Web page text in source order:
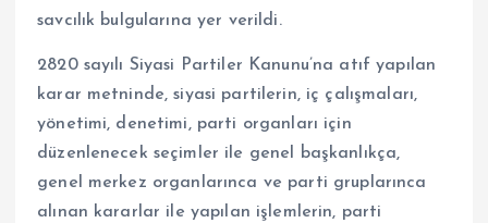
savcılık bulgularına yer verildi.
2820 sayılı Siyasi Partiler Kanunu’na atıf yapılan
karar metninde, siyasi partilerin, iç çalışmaları,
yönetimi, denetimi, parti organları için
düzenlenecek seçimler ile genel başkanlıkça,
genel merkez organlarınca ve parti gruplarınca
alınan kararlar ile yapılan işlemlerin, parti